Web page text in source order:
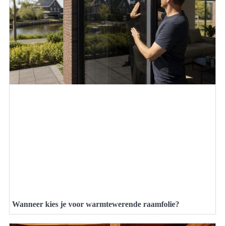
Wanneer kies je voor warmtewerende raamfolie?